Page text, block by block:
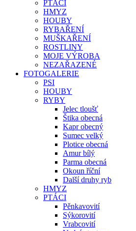
PTÁCI
HMYZ
HOUBY
RYBAŘENÍ
MUŠKAŘENÍ
ROSTLINY
MOJE VÝROBA
NEZAŘAZENÉ
FOTOGALERIE
PSI
HOUBY
RYBY
Jelec tloušť
Štika obecná
Kapr obecný
Sumec velký
Plotice obecná
Amur bílý
Parma obecná
Okoun říční
Další druhy ryb
HMYZ
PTÁCI
Pěnkavovití
Sýkorovití
Vrabcovití